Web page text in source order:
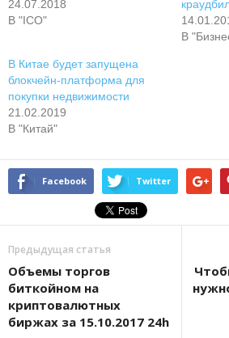
24.07.2018
В "ICO"
В
В Китае будет запущена
блокчейн-платформа для
покупки недвижимости
21.02.2019
В "Китай"
Facebook Twitter
Предыдущая статья
Объемы торгов
биткойном на
криптовалютных
биржах за 15.10.2017 24h